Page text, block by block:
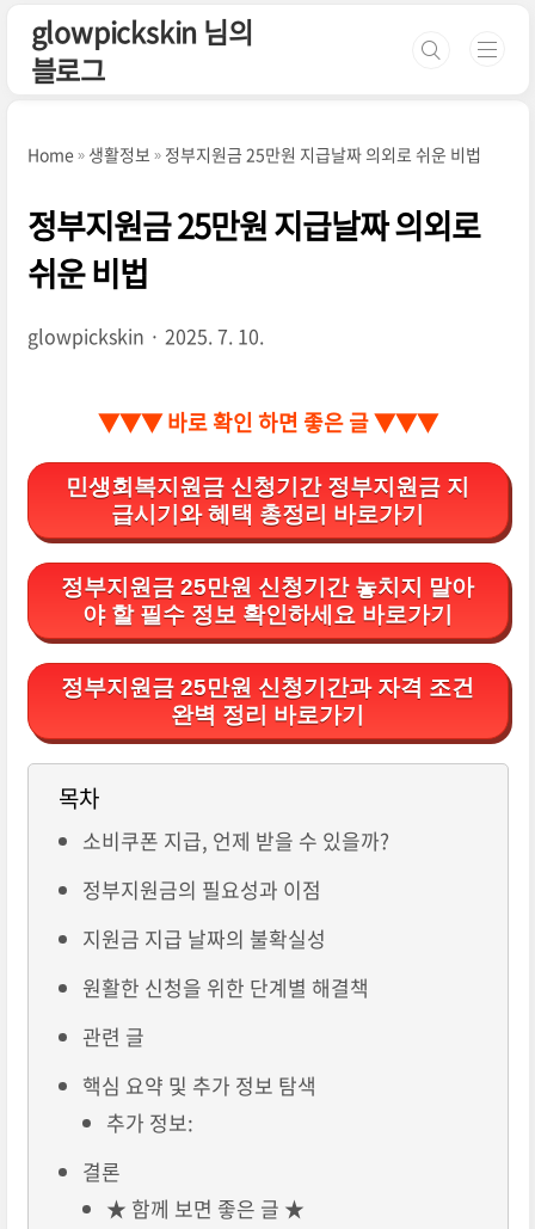
glowpickskin 님의
블로그
Home 생활정보 정부지원금 25만원 지급날짜 의외로 쉬운 비법
정부지원금 25만원 지급날짜 의외로
쉬운 비법
glowpickskin 2025. 7. 10.
▼▼▼ 바로 확인 하면 좋은 글 ▼▼▼
민생회복지원금 신청기간 정부지원금 지
급시기와 혜택 총정리 바로가기
정부지원금 25만원 신청기간 놓치지 말아
야 할 필수 정보 확인하세요 바로가기
정부지원금 25만원 신청기간과 자격 조건
완벽 정리 바로가기
목차
소비쿠폰 지급, 언제 받을 수 있을까?
정부지원금의 필요성과 이점
지원금 지급 날짜의 불확실성
원활한 신청을 위한 단계별 해결책
관련 글
핵심 요약 및 추가 정보 탐색
추가 정보:
결론
★ 함께 보면 좋은 글 ★